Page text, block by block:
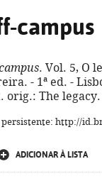
campus
. Vol. 5, O
- 1ª ed. -
orig.: The legacy.
http://
ADICIONAR À LISTA